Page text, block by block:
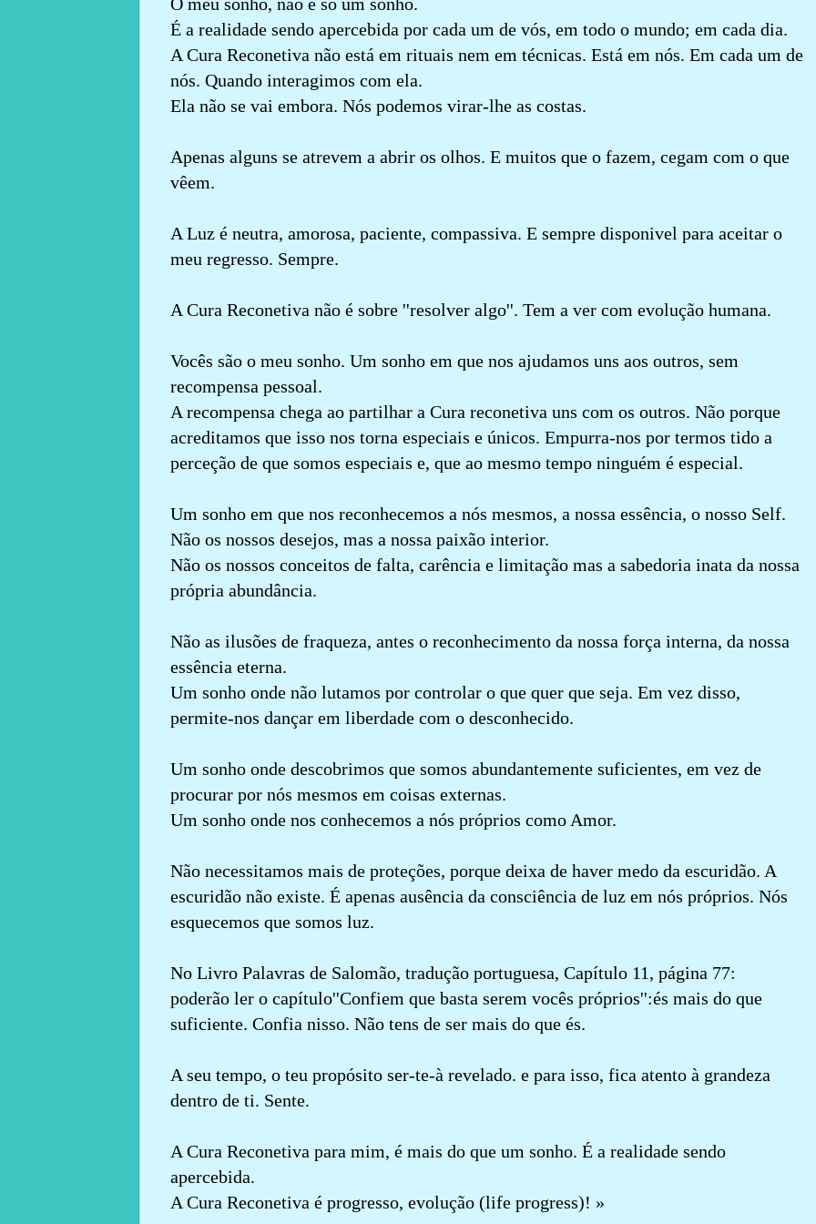
É a realidade sendo apercebida por cada um de vós, em todo o mundo; em cada dia.
A Cura Reconetiva não está em rituais nem em técnicas. Está em nós. Em cada um de
nós. Quando interagimos com ela.
Ela não se vai embora. Nós podemos virar-lhe as costas.
Apenas alguns se atrevem a abrir os olhos. E muitos que o fazem, cegam com o que
vêem.
A Luz é neutra, amorosa, paciente, compassiva. E sempre disponivel para aceitar o
meu regresso. Sempre.
A Cura Reconetiva não é sobre ''resolver algo''. Tem a ver com evolução humana.
Vocês são o meu sonho. Um sonho em que nos ajudamos uns aos outros, sem
recompensa pessoal.
A recompensa chega ao partilhar a Cura reconetiva uns com os outros. Não porque
acreditamos que isso nos torna especiais e únicos. Empurra-nos por termos tido a
perceção de que somos especiais e, que ao mesmo tempo ninguém é especial.
Um sonho em que nos reconhecemos a nós mesmos, a nossa essência, o nosso Self.
Não os nossos desejos, mas a nossa paixão interior.
Não os nossos conceitos de falta, carência e limitação mas a sabedoria inata da nossa
própria abundância.
Não as ilusões de fraqueza, antes o reconhecimento da nossa força interna, da nossa
essência eterna.
Um sonho onde não lutamos por controlar o que quer que seja. Em vez disso,
permite-nos dançar em liberdade com o desconhecido.
Um sonho onde descobrimos que somos abundantemente suficientes, em vez de
procurar por nós mesmos em coisas externas.
Um sonho onde nos conhecemos a nós próprios como Amor.
Não necessitamos mais de proteções, porque deixa de haver medo da escuridão. A
escuridão não existe. É apenas ausência da consciência de luz em nós próprios. Nós
esquecemos que somos luz.
No Livro Palavras de Salomão, tradução portuguesa, Capítulo 11, página 77:
poderão ler o capítulo''Confiem que basta serem vocês próprios'':és mais do que
suficiente. Confia nisso. Não tens de ser mais do que és.
A seu tempo, o teu propósito ser-te-à revelado. e para isso, fica atento à grandeza
dentro de ti. Sente.
A Cura Reconetiva para mim, é mais do que um sonho. É a realidade sendo
apercebida.
A Cura Reconetiva é progresso, evolução (life progress)! »